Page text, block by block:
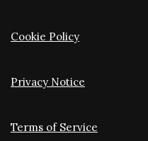
Cookie Policy
Privacy Notice
Terms of Service